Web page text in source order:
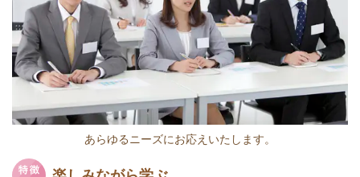
あらゆるニーズにお応えいたします。